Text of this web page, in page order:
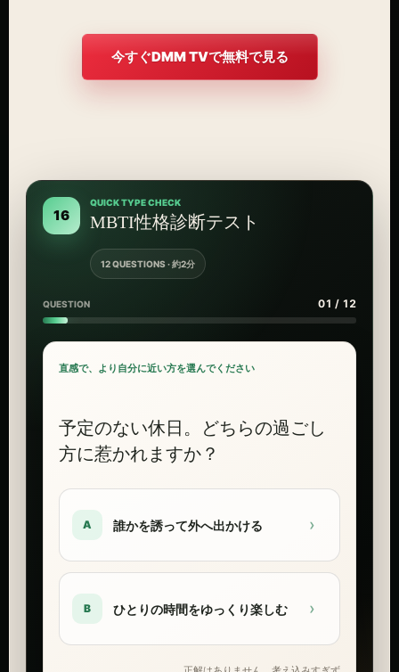
今すぐDMM TVで無料で見る
16
QUICK TYPE CHECK
MBTI性格診断テスト
12 QUESTIONS · 約2分
QUESTION 01 / 12
直感で、より自分に近い方を選んでください
予定のない休日。どちらの過ごし
方に惹かれますか？
A 誰かを誘って外へ出かける ›
B ひとりの時間をゆっくり楽しむ ›